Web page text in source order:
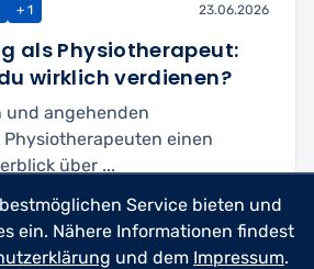
+ 1 23.06.2026
als Physiotherapeut:
wirklich verdienen?
und angehenden
einen
über ...
4min
Service bieten und
ein. Nähere Informationen findest
und dem Impressum.